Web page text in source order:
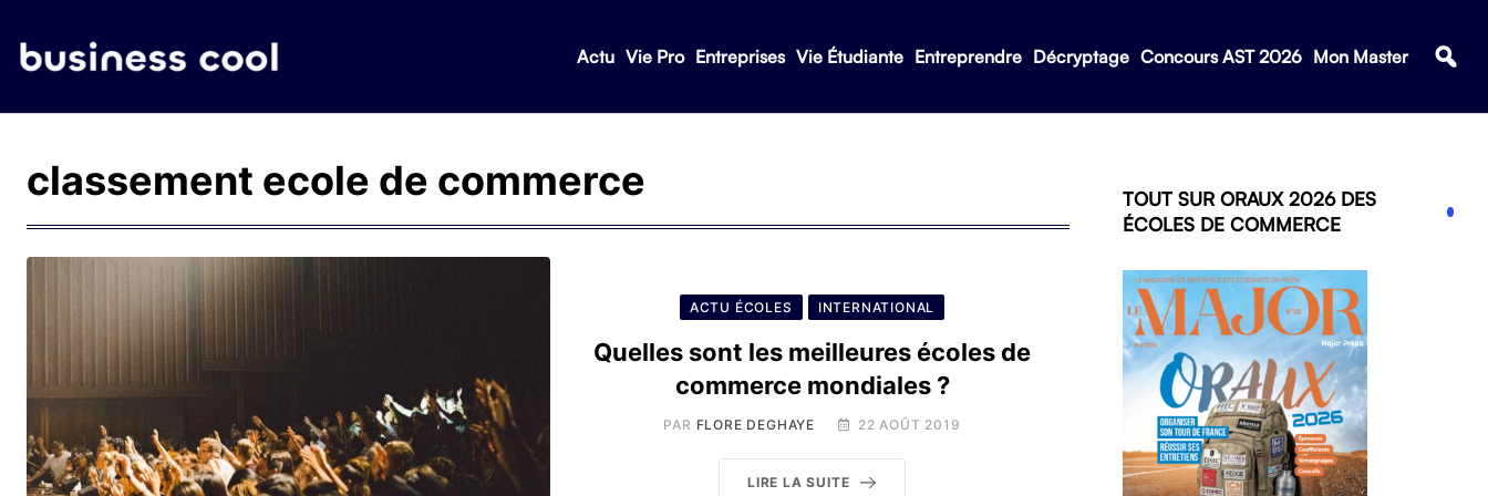
Actu Vie Pro Entreprises Vie Étudiante Entreprendre Décryptage Concours AST 2026 Mon Master
classement ecole de commerce
ACTU ÉCOLES INTERNATIONAL
Quelles sont les meilleures écoles de
commerce mondiales ?
PAR FLORE DEGHAYE 22 AOÛT 2019
LIRE LA SUITE
TOUT SUR ORAUX 2026 DES
ÉCOLES DE COMMERCE